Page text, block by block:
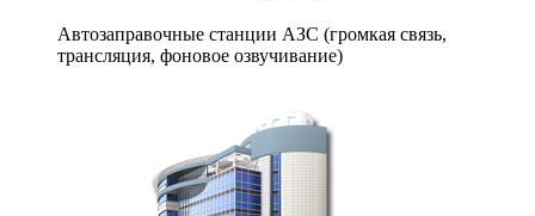
Автозаправочные станции АЗС (громкая связь,
трансляция, фоновое озвучивание)